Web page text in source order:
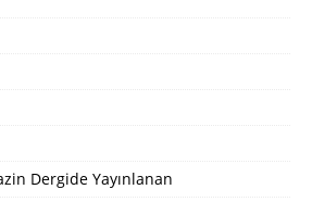
Dergide Yayınlanan